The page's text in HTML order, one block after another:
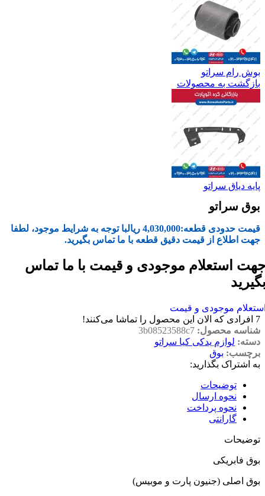
بوش رام سراتو
بازگشت به محصولات
پایه دیاق سراتو
بوق سراتو
قیمت حدودی قطعه:4,030,000 ریالبا توجه به شرایط موجود، لطفا
جهت اطلاع از قیمت دقیق قطعه با ما تماس بگیرید.
استعلام موجودی و قیمت با ما تماس
موجودی و قیمت
7 افرادی که الان این محصول را تماشا می‌کنند!
شناسه محصول: 3b08523588c7
دسته: لوازم یدکی کیا سراتو
برچسب: بوق
به اشتراک بگذارید:
توضیحات
نحوه ارسال
نحوه پرداخت
گارانتی
توضیحات
بوق فابریکی
بوق اصلی (جنیون پارت و موبیس)